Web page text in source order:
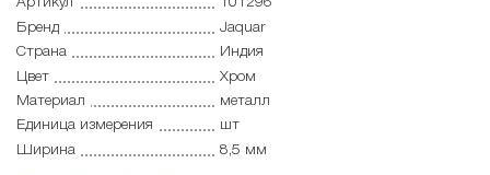
Артикул
101296
Бренд
Jaquar
Страна
Индия
Цвет
Хром
Материал
металл
Единица измерения
шт
Ширина
8,5 мм